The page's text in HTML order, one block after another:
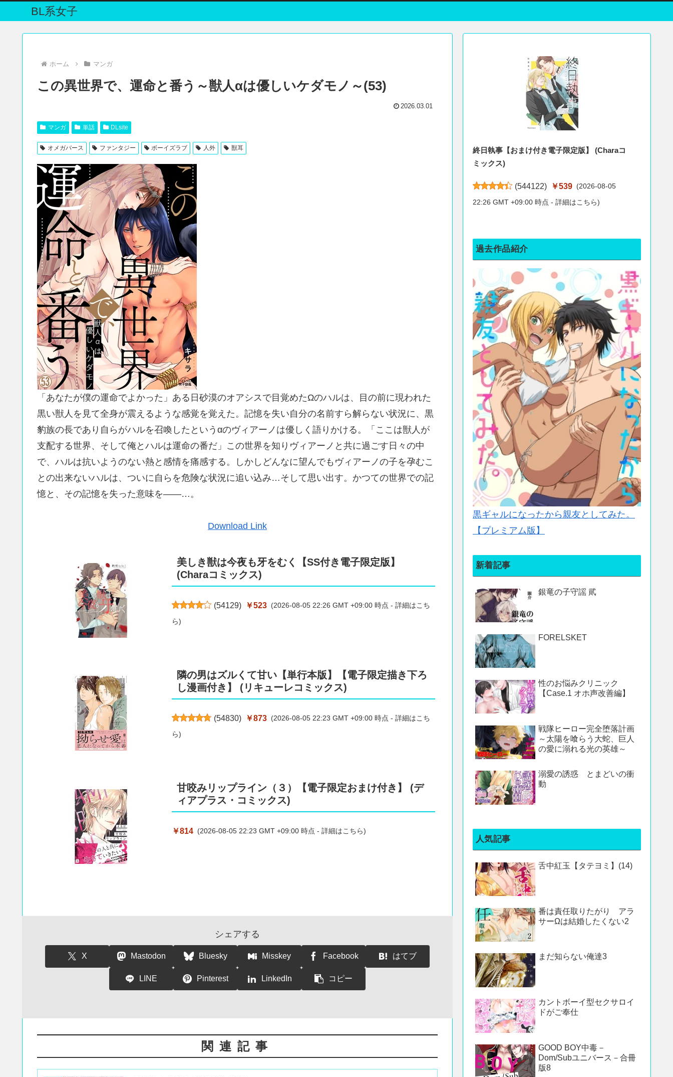
BL系女子
ホーム マンガ
この異世界で、運命と番う～獣人αは優しいケダモノ～(53)
2026.03.01
マンガ 単話 DLsite
オメガバース ファンタジー ボーイズラブ 人外 獣耳
「あなたが僕の運命でよかった」ある日砂漠のオアシスで目覚めたΩのハルは、目の前に現われた
黒い獣人を見て全身が震えるような感覚を覚えた。記憶を失い自分の名前すら解らない状況に、黒
豹族の長であり自らがハルを召喚したというαのヴィアーノは優しく語りかける。「ここは獣人が
支配する世界、そして俺とハルは運命の番だ」この世界を知りヴィアーノと共に過ごす日々の中
で、ハルは抗いようのない熱と感情を痛感する。しかしどんなに望んでもヴィアーノの子を孕むこ
との出来ないハルは、ついに自らを危険な状況に追い込み…そして思い出す。かつての世界での記
憶と、その記憶を失った意味を――…。
Download Link
美しき獣は今夜も牙をむく【SS付き電子限定版】
(Charaコミックス)
(54129) ￥523 (2026-08-05 22:26 GMT +09:00 時点 -詳細はこち
ら)
隣の男はズルくて甘い【単行本版】【電子限定描き下ろ
し漫画付き】 (リキューレコミックス)
(54830) ￥873 (2026-08-05 22:23 GMT +09:00 時点 -詳細はこち
ら)
甘咬みリップライン（３）【電子限定おまけ付き】 (デ
ィアプラス・コミックス)
￥814 (2026-08-05 22:23 GMT +09:00 時点 -詳細はこちら)
シェアする
X Mastodon Bluesky Misskey Facebook はてブ
LINE Pinterest LinkedIn コピー
関連記事
終日執事【おまけ付き電子限定版】 (Charaコ
ミックス)
(544122) ￥539 (2026-08-05
22:26 GMT +09:00 時点 - 詳細はこちら)
過去作品紹介
黒ギャルになったから親友としてみた。
【プレミアム版】
新着記事
銀竜の子守謡 貮
FORELSKET
性のお悩みクリニック
【Case.1 オホ声改善編】
戦隊ヒーロー完全堕落計画
～太陽を喰らう大蛇、巨人
の愛に溺れる光の英雄～
溺愛の誘惑 とまどいの衝
動
人気記事
舌中紅玉【タテヨミ】(14)
番は責任取りたがり アラ
サーΩは結婚したくない2
まだ知らない俺達3
カントボーイ型セクサロイ
ドがご奉仕
GOOD BOY中毒－
Dom/Subユニバース－合冊
版8